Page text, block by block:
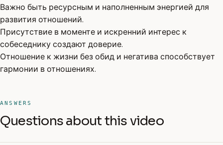
Важно быть ресурсным и наполненным энергией для
развития отношений.
Присутствие в моменте и искренний интерес к
собеседнику создают доверие.
Отношение к жизни без обид и негатива способствует
гармонии в отношениях.
ANSWERS
Questions about this video